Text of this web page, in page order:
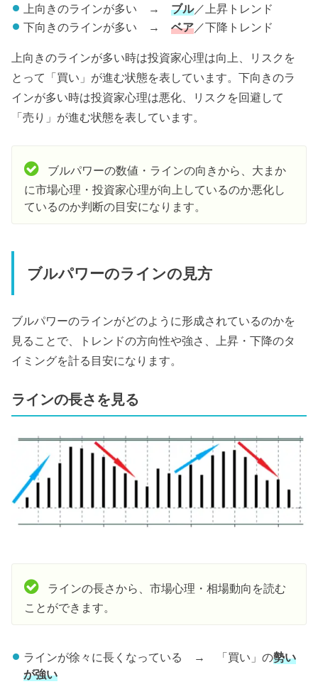
上向きのラインが多い → ブル／上昇トレンド
下向きのラインが多い → ベア／下降トレンド
上向きのラインが多い時は投資家心理は向上、リスクを
とって「買い」が進む状態を表しています。下向きのラ
インが多い時は投資家心理は悪化、リスクを回避して
「売り」が進む状態を表しています。
ブルパワーの数値・ラインの向きから、大まか
に市場心理・投資家心理が向上しているのか悪化し
ているのか判断の目安になります。
ブルパワーのラインの見方
ブルパワーのラインがどのように形成されているのかを
見ることで、トレンドの方向性や強さ、上昇・下降のタ
イミングを計る目安になります。
ラインの長さを見る
ラインの長さから、市場心理・相場動向を読む
ことができます。
ラインが徐々に長くなっている → 「買い」の勢い
が強い